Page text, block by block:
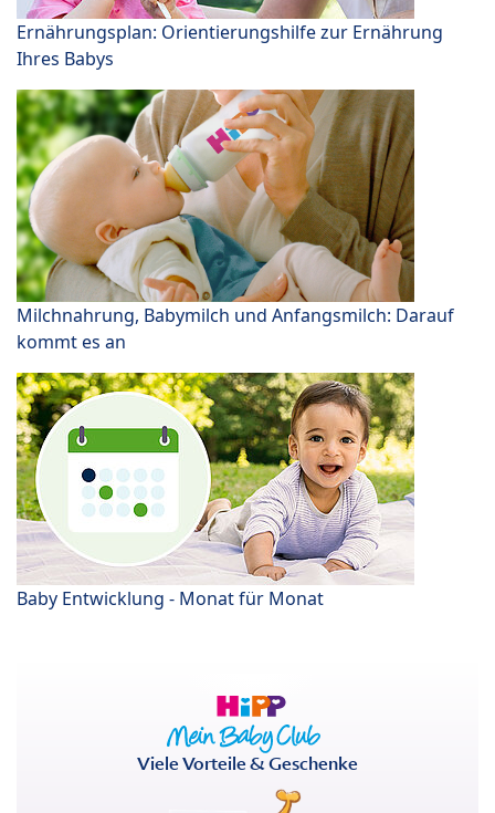
Ernährungsplan: Orientierungshilfe zur Ernährung
Ihres Babys
Milchnahrung, Babymilch und Anfangsmilch: Darauf
kommt es an
Baby Entwicklung - Monat für Monat
Viele Vorteile & Geschenke